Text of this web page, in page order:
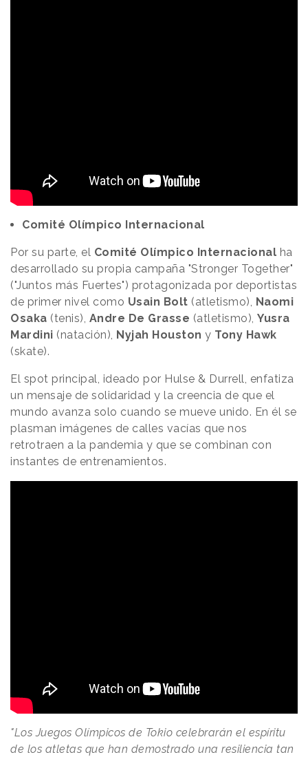
Comité Olímpico Internacional
Por su parte, el Comité Olímpico Internacional ha
desarrollado su propia campaña "Stronger Together"
("Juntos más Fuertes") protagonizada por deportistas
de primer nivel como Usain Bolt (atletismo), Naomi
Osaka (tenis), Andre De Grasse (atletismo), Yusra
Mardini (natación), Nyjah Houston y Tony Hawk
(skate).
El spot principal, ideado por Hulse & Durrell, enfatiza
un mensaje de solidaridad y la creencia de que el
mundo avanza solo cuando se mueve unido. En él se
plasman imágenes de calles vacías que nos
retrotraen a la pandemia y que se combinan con
instantes de entrenamientos.
"Los Juegos Olímpicos de Tokio celebrarán el espíritu
de los atletas que han demostrado una resiliencia tan